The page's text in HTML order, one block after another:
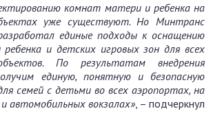
комнат матери и ребенка на
уже существуют. Но Минтранс
единые подходы к оснащению
и детских игровых зон для всех
По результатам внедрения
единую, понятную и безопасную
семей с детьми во всех аэропортах, на
автомобильных вокзалах», – подчеркнул